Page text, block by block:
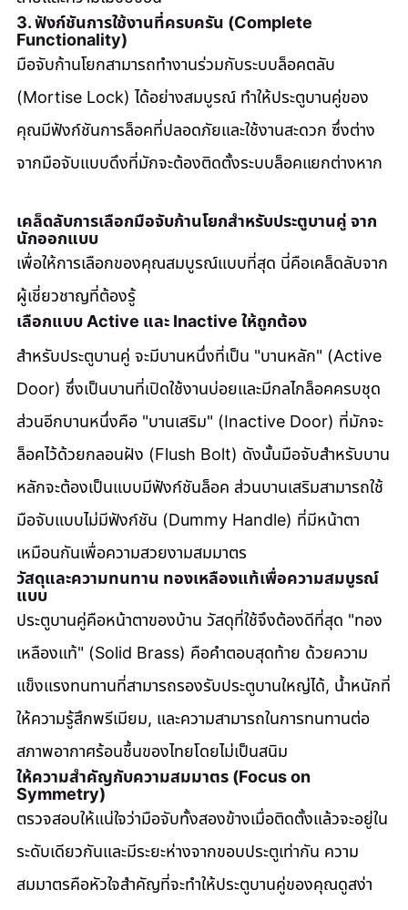
3. ฟังก์ชันการใช้งานที่ครบครัน (Complete
Functionality)
มือจับก้านโยกสามารถทำงานร่วมกับระบบล็อคตลับ
(Mortise Lock) ได้อย่างสมบูรณ์ ทำให้ประตูบานคู่ของ
คุณมีฟังก์ชันการล็อคที่ปลอดภัยและใช้งานสะดวก ซึ่งต่าง
จากมือจับแบบดึงที่มักจะต้องติดตั้งระบบล็อคแยกต่างหาก
เคล็ดลับการเลือกมือจับก้านโยกสำหรับประตูบานคู่ จาก
นักออกแบบ
เพื่อให้การเลือกของคุณสมบูรณ์แบบที่สุด นี่คือเคล็ดลับจาก
ผู้เชี่ยวชาญที่ต้องรู้
เลือกแบบ Active และ Inactive ให้ถูกต้อง
สำหรับประตูบานคู่ จะมีบานหนึ่งที่เป็น "บานหลัก" (Active
Door) ซึ่งเป็นบานที่เปิดใช้งานบ่อยและมีกลไกล็อคครบชุด
ส่วนอีกบานหนึ่งคือ "บานเสริม" (Inactive Door) ที่มักจะ
ล็อคไว้ด้วยกลอนฝัง (Flush Bolt) ดังนั้นมือจับสำหรับบาน
หลักจะต้องเป็นแบบมีฟังก์ชันล็อค ส่วนบานเสริมสามารถใช้
มือจับแบบไม่มีฟังก์ชัน (Dummy Handle) ที่มีหน้าตา
เหมือนกันเพื่อความสวยงามสมมาตร
วัสดุและความทนทาน ทองเหลืองแท้เพื่อความสมบูรณ์
แบบ
ประตูบานคู่คือหน้าตาของบ้าน วัสดุที่ใช้จึงต้องดีที่สุด "ทอง
เหลืองแท้" (Solid Brass) คือคำตอบสุดท้าย ด้วยความ
แข็งแรงทนทานที่สามารถรองรับประตูบานใหญ่ได้, น้ำหนักที่
ให้ความรู้สึกพรีเมียม, และความสามารถในการทนทานต่อ
สภาพอากาศร้อนชื้นของไทยโดยไม่เป็นสนิม
ให้ความสำคัญกับความสมมาตร (Focus on
Symmetry)
ตรวจสอบให้แน่ใจว่ามือจับทั้งสองข้างเมื่อติดตั้งแล้วจะอยู่ใน
ระดับเดียวกันและมีระยะห่างจากขอบประตูเท่ากัน ความ
สมมาตรคือหัวใจสำคัญที่จะทำให้ประตูบานคู่ของคุณดูสง่า